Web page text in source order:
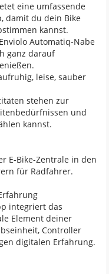
eine umfassende
damit du dein Bike
kannst.
Automatiq-Nabe
ganz darauf
leise, sauber
stehen zur
und
kannst.
E-Bike-Zentrale in den
für Radfahrer.
integriert das
Element deiner
Controller
digitalen Erfahrung.